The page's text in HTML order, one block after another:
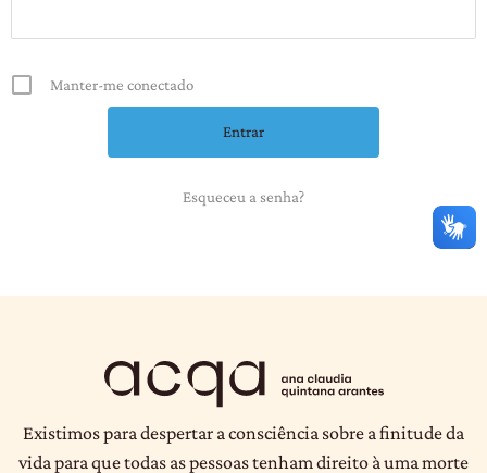
Manter-me conectado
Esqueceu a senha?
Existimos para despertar a consciência sobre a finitude da
vida para que todas as pessoas tenham direito à uma morte